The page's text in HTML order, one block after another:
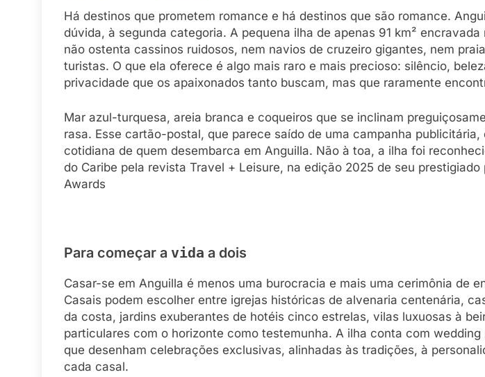
Há destinos que prometem romance e há destinos que são romance.
dúvida, à segunda categoria. A pequena ilha de apenas 91 km²
não ostenta cassinos ruidosos, nem navios de cruzeiro gigantes, nem
turistas. O que ela oferece é algo mais raro e mais precioso: silêncio,
privacidade que os apaixonados tanto buscam, mas que raramente
Mar azul-turquesa, areia branca e coqueiros que se inclinam
rasa. Esse cartão-postal, que parece saído de uma campanha publicitária,
cotidiana de quem desembarca em Anguilla. Não à toa, a ilha foi
do Caribe pela revista Travel + Leisure, na edição 2025 de seu prestigiado
Awards
Para começar a vida a dois
Casar-se em Anguilla é menos uma burocracia e mais uma cerimônia de
Casais podem escolher entre igrejas históricas de alvenaria centenária,
da costa, jardins exuberantes de hotéis cinco estrelas, vilas luxuosas à
particulares com o horizonte como testemunha. A ilha conta com wedding
que desenham celebrações exclusivas, alinhadas às tradições, à
cada casal.